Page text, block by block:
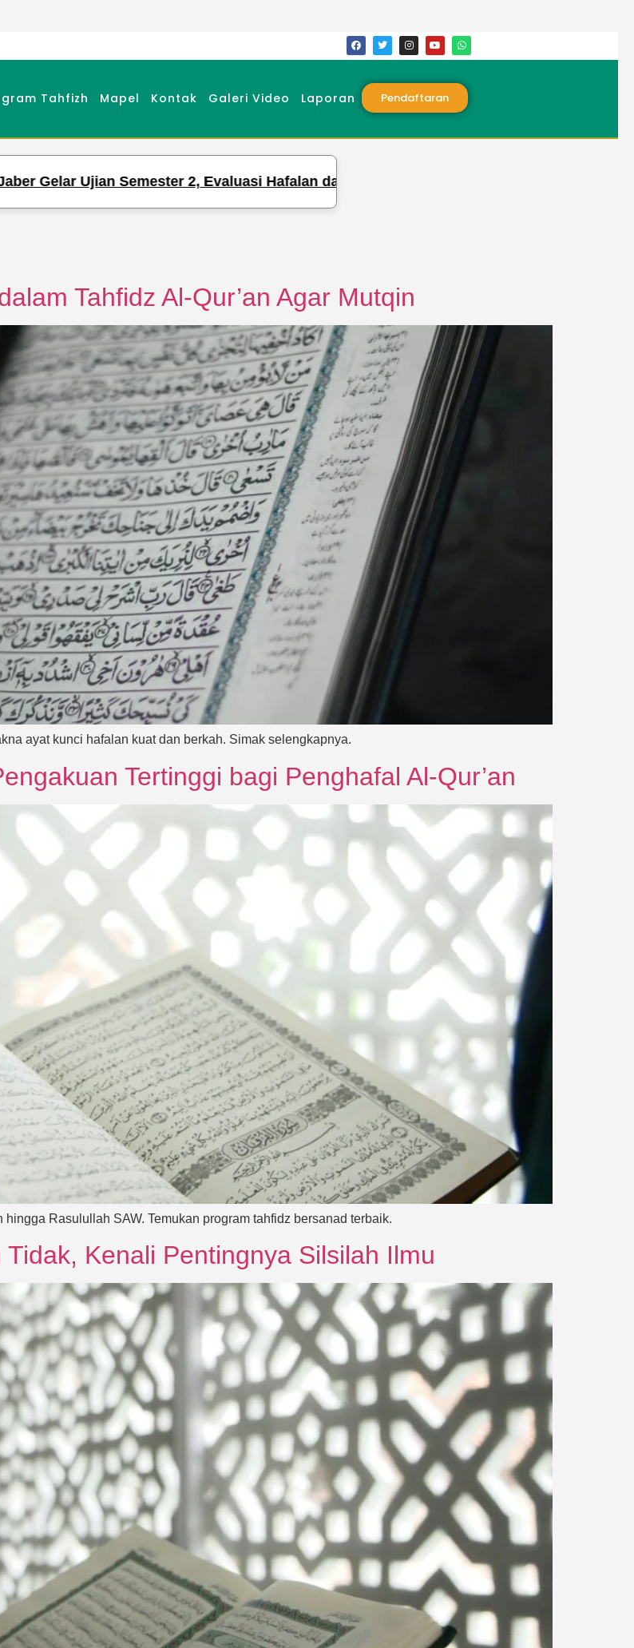
Tahfizh Mapel Kontak Galeri Video Laporan Pendaftaran
Hafalan dan Pengetahuan Para Santri
Tahfidz Al-Qur’an Agar Mutqin
ayat kunci hafalan kuat dan berkah. Simak selengkapnya.
Tertinggi bagi Penghafal Al-Qur’an
Rasulullah SAW. Temukan program tahfidz bersanad terbaik.
Kenali Pentingnya Silsilah Ilmu